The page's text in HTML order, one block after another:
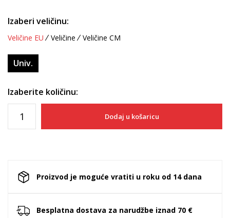
Izaberi veličinu:
Veličine EU Veličine Veličine CM
Univ.
Izaberite količinu:
Dodaj u košaricu
Proizvod je moguće vratiti u roku od 14 dana
Besplatna dostava za narudžbe iznad 70 €